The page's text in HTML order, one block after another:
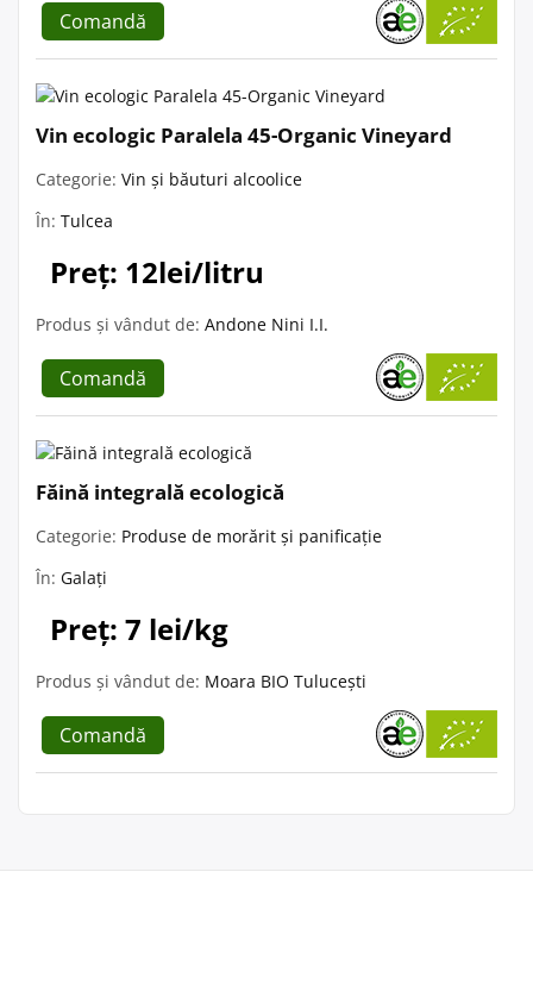
Comandă
Vin ecologic Paralela 45-Organic Vineyard
Categorie: Vin și băuturi alcoolice
În: Tulcea
Preț: 12lei/litru
Produs și vândut de: Andone Nini I.I.
Comandă
Făină integrală ecologică
Categorie: Produse de morărit și panificație
În: Galați
Preț: 7 lei/kg
Produs și vândut de: Moara BIO Tulucești
Comandă